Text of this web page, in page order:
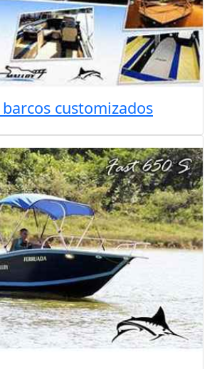
customizados